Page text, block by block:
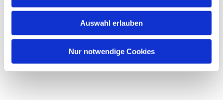
Auswahl erlauben
Nur notwendige Cookies